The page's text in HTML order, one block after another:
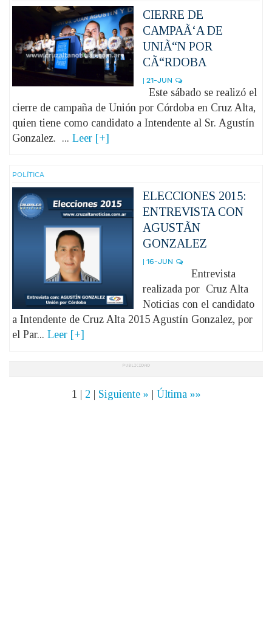
CIERRE DE
CAMPAÃ‘A DE
UNIÃ“N POR
CÃ“RDOBA
| 21-JUN
Este sábado se realizó el
cierre de campaña de Unión por Córdoba en Cruz Alta,
quien tiene como candidato a Intendente al Sr. Agustín
Gonzalez. ... Leer [+]
POLÍ­TICA
ELECCIONES 2015:
ENTREVISTA CON
AGUSTÃN
GONZALEZ
| 16-JUN
Entrevista
realizada por Cruz Alta
Noticias con el candidato
a Intendente de Cruz Alta 2015 Agustín Gonzalez, por
el Par... Leer [+]
1 2 Siguiente » Última »»